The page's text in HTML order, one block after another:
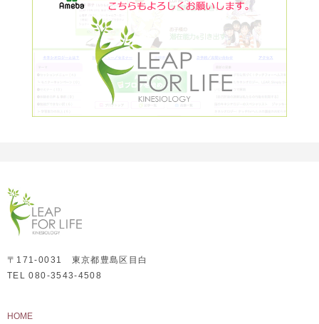
〒171-0031 東京都豊島区目白
TEL 080-3543-4508
HOME